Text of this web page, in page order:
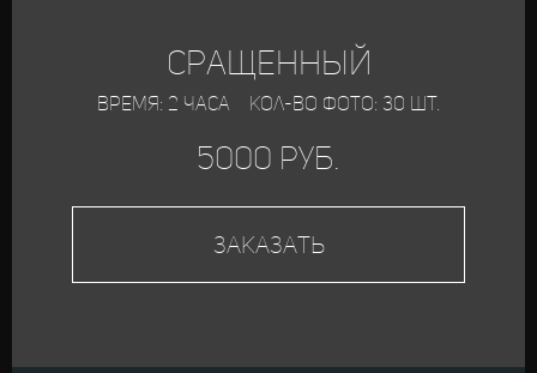
сращенный
время: 2 часа кол-во фото: 30 шт.
50​​​​00 руб.
Заказать